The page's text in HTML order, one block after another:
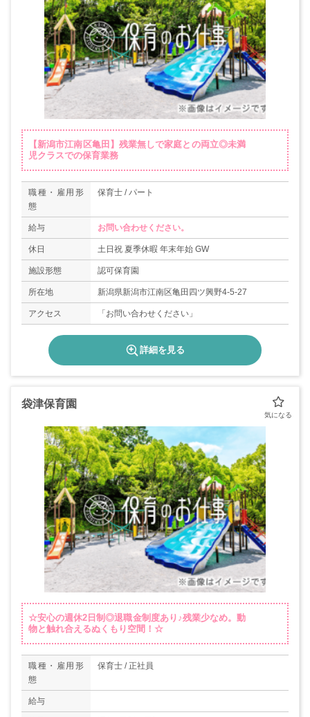
【新潟市江南区亀田】残業無しで家庭との両立◎未満
児クラスでの保育業務
職種・雇用形
態
保育士 / パート
給与 お問い合わせください。
休日 土日祝 夏季休暇 年末年始 GW
施設形態 認可保育園
所在地 新潟県新潟市江南区亀田四ツ興野4-5-27
アクセス 「お問い合わせください」
詳細を見る
袋津保育園
☆安心の週休2日制◎退職金制度あり♪残業少なめ。動
物と触れ合えるぬくもり空間！☆
職種・雇用形
態
保育士 / 正社員
給与